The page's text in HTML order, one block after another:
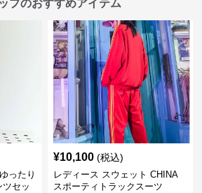
プのおすすめアイテム
ったり
セッ
¥10,100 (税込)
レディース スウェット CHINA
スポーティトラックスーツ